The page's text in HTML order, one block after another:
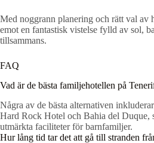
Med noggrann planering och rätt val av
emot en fantastisk vistelse fylld av sol,
tillsammans.
FAQ
Vad är de bästa familjehotellen på
Några av de bästa alternativen
Hard Rock Hotel och Bahia del Duque,
utmärkta faciliteter för barnfamiljer.
Hur lång tid tar det att gå till stranden